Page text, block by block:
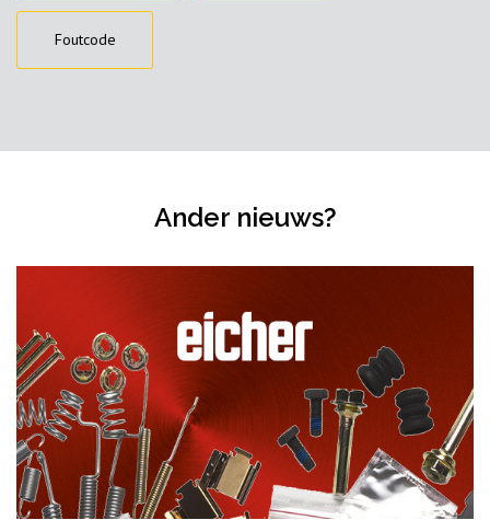
Foutcode
Ander nieuws?